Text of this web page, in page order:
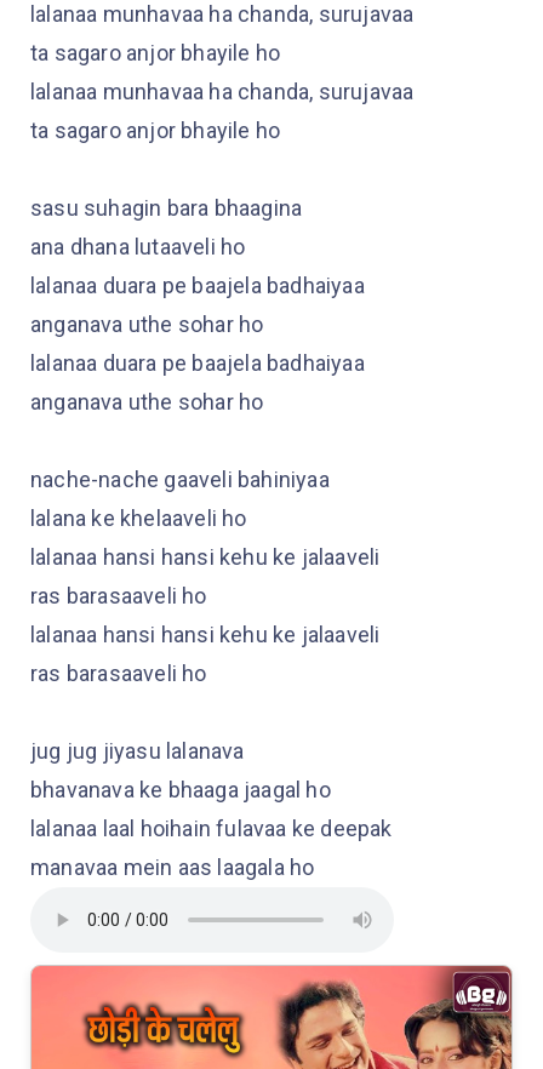
lalanaa munhavaa ha chanda, surujavaa
ta sagaro anjor bhayile ho
lalanaa munhavaa ha chanda, surujavaa
ta sagaro anjor bhayile ho
sasu suhagin bara bhaagina
ana dhana lutaaveli ho
lalanaa duara pe baajela badhaiyaa
anganava uthe sohar ho
lalanaa duara pe baajela badhaiyaa
anganava uthe sohar ho
nache-nache gaaveli bahiniyaa
lalana ke khelaaveli ho
lalanaa hansi hansi kehu ke jalaaveli
ras barasaaveli ho
lalanaa hansi hansi kehu ke jalaaveli
ras barasaaveli ho
jug jug jiyasu lalanava
bhavanava ke bhaaga jaagal ho
lalanaa laal hoihain fulavaa ke deepak
manavaa mein aas laagala ho